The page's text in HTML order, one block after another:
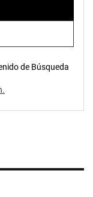
de Búsqueda